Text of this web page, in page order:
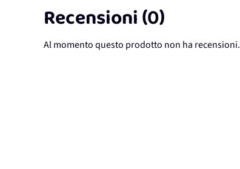
Recensioni (0)
Al momento questo prodotto non ha recensioni.